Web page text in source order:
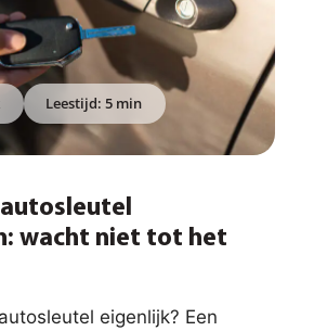
Leestijd: 5 min
wacht niet tot het
eigenlijk? Een